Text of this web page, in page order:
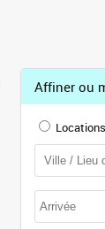
Affiner ou
Locations